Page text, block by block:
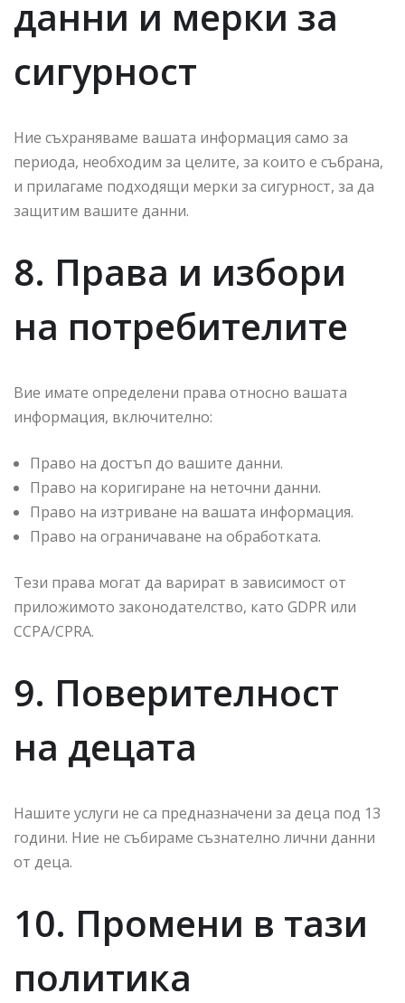
данни и мерки за
сигурност
Ние съхраняваме вашата информация само за
периода, необходим за целите, за които е събрана,
и прилагаме подходящи мерки за сигурност, за да
защитим вашите данни.
8. Права и избори
на потребителите
Вие имате определени права относно вашата
информация, включително:
Право на достъп до вашите данни.
Право на коригиране на неточни данни.
Право на изтриване на вашата информация.
Право на ограничаване на обработката.
Тези права могат да варират в зависимост от
приложимото законодателство, като GDPR или
CCPA/CPRA.
9. Поверителност
на децата
Нашите услуги не са предназначени за деца под 13
години. Ние не събираме съзнателно лични данни
от деца.
10. Промени в тази
политика